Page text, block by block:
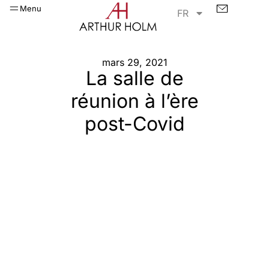
Menu FR
mars 29, 2021
La salle de
réunion à l’ère
post-Covid